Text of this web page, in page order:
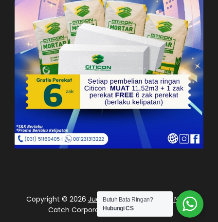
Copyright © 2026 Jual Bata Ringan Kualitas No. 1 |
Catch Corporate byCatch Themes
Butuh Bata Ringan?
Hubungi CS